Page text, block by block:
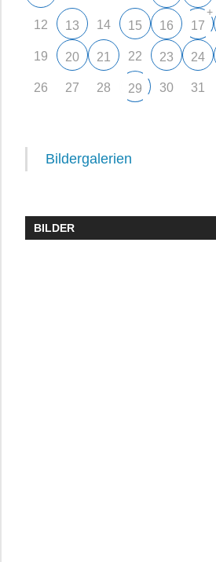
12 13 14 15 16 17
+
19 20 21 22 23 24
26 27 28 29 30 31
Bildergalerien
BILDER